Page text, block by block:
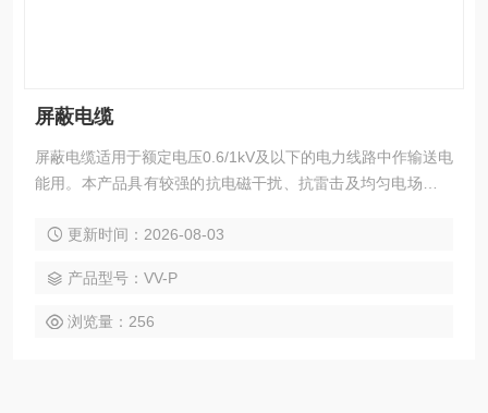
屏蔽电缆
屏蔽电缆适用于额定电压0.6/1kV及以下的电力线路中作输送电
能用。本产品具有较强的抗电磁干扰、抗雷击及均匀电场，改
算机中心、航空航天监控中心、智能大厦等。
更新时间：2026-08-03
产品型号：VV-P
浏览量：256